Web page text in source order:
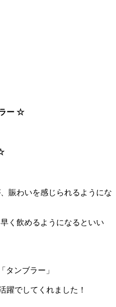
ー ☆
賑わいを感じられるようにな
く飲めるようになるといい
タンブラー」
躍でしてくれました！